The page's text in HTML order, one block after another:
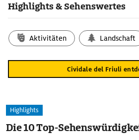
Ponte del Diavolo seit dem frühen 15.
Renaissancebau des Duomo Santa
gotischem Spitzbogenportal. Nebenan
Cristiano großartige langobardische
achteckige Taufbecken des Patriarchen
Highlights & Sehenswertes
Aktivitäten Landschaft
Cividale del Friuli
Highlights
Die 10 Top-